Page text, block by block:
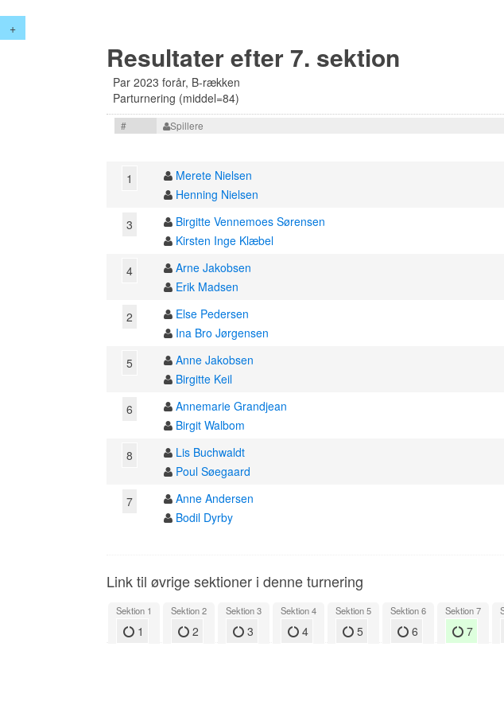
+
Resultater efter 7. sektion
Par 2023 forår, B-rækken
Parturnering (middel=84)
# Spillere
1
Merete Nielsen
Henning Nielsen
3
Birgitte Vennemoes Sørensen
Kirsten Inge Klæbel
4
Arne Jakobsen
Erik Madsen
2
Else Pedersen
Ina Bro Jørgensen
5
Anne Jakobsen
Birgitte Keil
6
Annemarie Grandjean
Birgit Walbom
8
Lis Buchwaldt
Poul Søegaard
7
Anne Andersen
Bodil Dyrby
Link til øvrige sektioner i denne turnering
Sektion 1
1
Sektion 2
2
Sektion 3
3
Sektion 4
4
Sektion 5
5
Sektion 6
6
Sektion 7
7